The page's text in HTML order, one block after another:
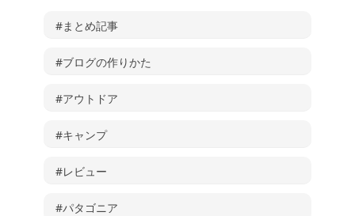
#まとめ記事
#ブログの作りかた
#アウトドア
#キャンプ
#レビュー
#パタゴニア